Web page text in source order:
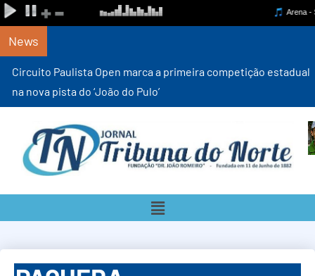
News
Circuito Paulista Open marca a primeira competição estadual
na nova pista do ‘João do Pulo’